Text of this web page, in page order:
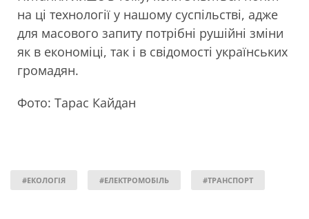
на ці технології у нашому суспільстві, адже
для масового запиту потрібні рушійні зміни
як в економіці, так і в свідомості українських
громадян.
Фото: Тарас Кайдан
#ЕКОЛОГІЯ #ЕЛЕКТРОМОБІЛЬ #ТРАНСПОРТ